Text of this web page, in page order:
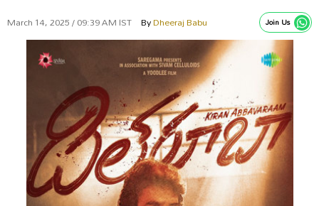
March 14, 2025 / 09:39 AM IST ByDheeraj Babu Join Us